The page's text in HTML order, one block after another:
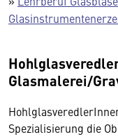
Glasmalerei/
Spezialisierung die